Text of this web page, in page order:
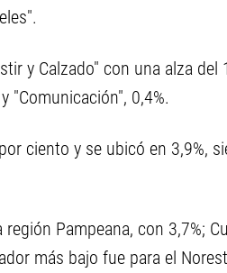
y Calzado" con una alza del
"Comunicación", 0,4%.
ciento y se ubicó en 3,9%,
Pampeana, con 3,7%;
más bajo fue para el